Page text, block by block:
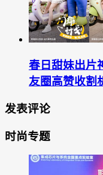
春日甜妹出片
友圈高赞收割
发表评论
时尚专题